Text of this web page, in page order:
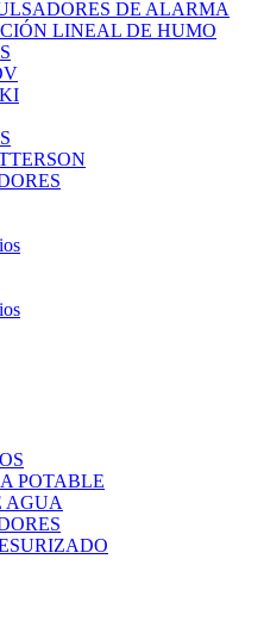
DE ALARMA
LINEAL DE HUMO
POTABLE
AGUA